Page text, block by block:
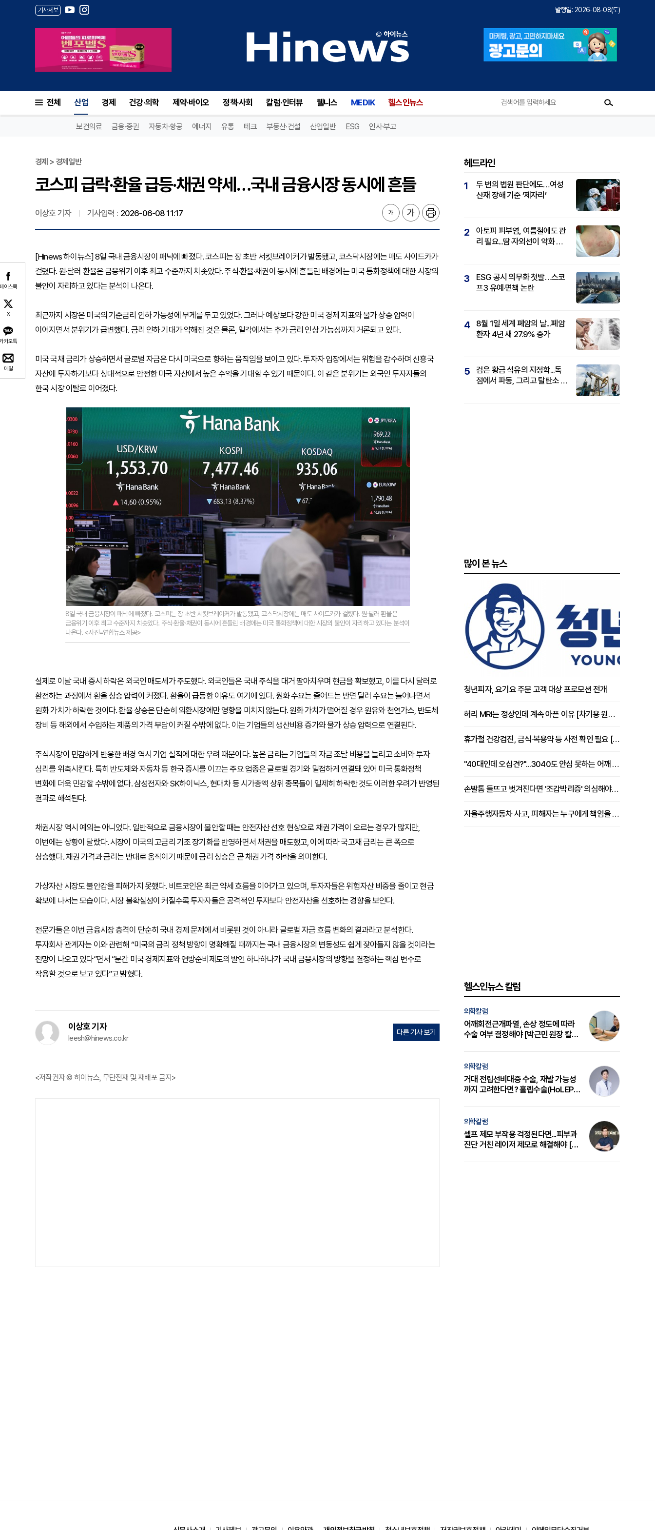
기사제보 발행일: 2026-08-08(토)
전체 산업 경제 건강·의학 제약·바이오 정책·사회 칼럼·인터뷰 웰니스 MEDIK 헬스인뉴스
보건의료 금융·증권 자동차·항공 에너지 유통 테크 부동산·건설 산업일반 ESG 인사·부고
이스북
X
카오톡
메일
경제 > 경제일반
코스피 급락·환율 급등·채권 약세…국내 금융시장 동시에 흔들
이상호 기자 기사입력 : 2026-06-08 11:17
[Hinews 하이뉴스] 8일 국내 금융시장이 패닉에 빠졌다. 코스피는 장 초반 서킷브레이커가 발동됐고, 코스닥시장에는 매도 사이드카가
걸렸다. 원·달러 환율은 금융위기 이후 최고 수준까지 치솟았다. 주식·환율·채권이 동시에 흔들린 배경에는 미국 통화정책에 대한 시장의
불안이 자리하고 있다는 분석이 나온다.
최근까지 시장은 미국의 기준금리 인하 가능성에 무게를 두고 있었다. 그러나 예상보다 강한 미국 경제 지표와 물가 상승 압력이
이어지면서 분위기가 급변했다. 금리 인하 기대가 약해진 것은 물론, 일각에서는 추가 금리 인상 가능성까지 거론되고 있다.
미국 국채 금리가 상승하면서 글로벌 자금은 다시 미국으로 향하는 움직임을 보이고 있다. 투자자 입장에서는 위험을 감수하며 신흥국
자산에 투자하기보다 상대적으로 안전한 미국 자산에서 높은 수익을 기대할 수 있기 때문이다. 이 같은 분위기는 외국인 투자자들의
한국 시장 이탈로 이어졌다.
8일 국내 금융시장이 패닉에 빠졌다. 코스피는 장 초반 서킷브레이커가 발동됐고, 코스닥시장에는 매도 사이드카가 걸렸다. 원·달러 환율은
금융위기 이후 최고 수준까지 치솟았다. 주식·환율·채권이 동시에 흔들린 배경에는 미국 통화정책에 대한 시장의 불안이 자리하고 있다는 분석이
나온다. <사진=연합뉴스 제공>
실제로 이날 국내 증시 하락은 외국인 매도세가 주도했다. 외국인들은 국내 주식을 대거 팔아치우며 현금을 확보했고, 이를 다시 달러로
환전하는 과정에서 환율 상승 압력이 커졌다. 환율이 급등한 이유도 여기에 있다. 원화 수요는 줄어드는 반면 달러 수요는 늘어나면서
원화 가치가 하락한 것이다. 환율 상승은 단순히 외환시장에만 영향을 미치지 않는다. 원화 가치가 떨어질 경우 원유와 천연가스, 반도체
장비 등 해외에서 수입하는 제품의 가격 부담이 커질 수밖에 없다. 이는 기업들의 생산비용 증가와 물가 상승 압력으로 연결된다.
주식시장이 민감하게 반응한 배경 역시 기업 실적에 대한 우려 때문이다. 높은 금리는 기업들의 자금 조달 비용을 늘리고 소비와 투자
심리를 위축시킨다. 특히 반도체와 자동차 등 한국 증시를 이끄는 주요 업종은 글로벌 경기와 밀접하게 연결돼 있어 미국 통화정책
변화에 더욱 민감할 수밖에 없다. 삼성전자와 SK하이닉스, 현대차 등 시가총액 상위 종목들이 일제히 하락한 것도 이러한 우려가 반영된
결과로 해석된다.
채권시장 역시 예외는 아니었다. 일반적으로 금융시장이 불안할 때는 안전자산 선호 현상으로 채권 가격이 오르는 경우가 많지만,
이번에는 상황이 달랐다. 시장이 미국의 고금리 기조 장기화를 반영하면서 채권을 매도했고, 이에 따라 국고채 금리는 큰 폭으로
상승했다. 채권 가격과 금리는 반대로 움직이기 때문에 금리 상승은 곧 채권 가격 하락을 의미한다.
가상자산 시장도 불안감을 피해가지 못했다. 비트코인은 최근 약세 흐름을 이어가고 있으며, 투자자들은 위험자산 비중을 줄이고 현금
확보에 나서는 모습이다. 시장 불확실성이 커질수록 투자자들은 공격적인 투자보다 안전자산을 선호하는 경향을 보인다.
전문가들은 이번 금융시장 충격이 단순히 국내 경제 문제에서 비롯된 것이 아니라 글로벌 자금 흐름 변화의 결과라고 분석한다.
투자회사 관계자는 이와 관련해 “미국의 금리 정책 방향이 명확해질 때까지는 국내 금융시장의 변동성도 쉽게 잦아들지 않을 것이라는
전망이 나오고 있다”면서 “분간 미국 경제지표와 연방준비제도의 발언 하나하나가 국내 금융시장의 방향을 결정하는 핵심 변수로
작용할 것으로 보고 있다”고 밝혔다.
이상호 기자
leesh@hinews.co.kr
다른 기사 보기
<저작권자 © 하이뉴스, 무단전재 및 재배포 금지>
헤드라인
1
두 번의 법원 판단에도…여성
산재 장해 기준 ‘제자리’
2
아토피 피부염, 여름철에도 관
리 필요...땀·자외선이 악화 요
3
ESG 공시 의무화 첫발…스코
프3 유예·면책 논란
4
8월 1일 세계 폐암의 날...폐암
환자 4년 새 27.9% 증가
5
검은 황금 석유의 지정학...독
점에서 파동, 그리고 탈탄소 패
많이 본 뉴스
청년피자, 요기요 주문 고객 대상 프로모션 전개
허리 MRI는 정상인데 계속 아픈 이유 [차기용 원장 칼럼]
휴가철 건강검진, 금식·복용약 등 사전 확인 필요 [정도감 원장 칼럼]
"40대인데 오십견?"...3040도 안심 못하는 어깨 유착성 관절낭염
손발톱 들뜨고 벗겨진다면 '조갑박리증' 의심해야 [김철윤 원장 칼럼]
자율주행자동차 사고, 피해자는 누구에게 책임을 물을 수 있을까
헬스인뉴스 칼럼
의학칼럼
어깨회전근개파열, 손상 정도에 따라
수술 여부 결정해야 [박근민 원장 칼
의학칼럼
거대 전립선비대증 수술, 재발 가능성
까지 고려한다면? 홀렙수술(HoLEP)
의학칼럼
셀프 제모 부작용 걱정된다면...피부과
진단 거친 레이저 제모로 해결해야 [변